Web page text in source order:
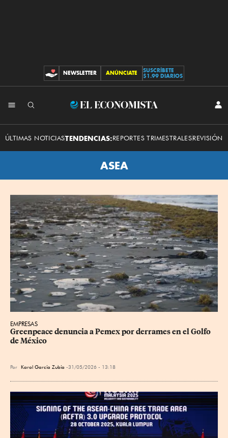
CONTRIBUCIONES
NEWSLETTER ANÚNCIATE
SUSCRÍBETE
$1.99 DIARIOS
El
Economista
ÚLTIMAS NOTICIASTENDENCIAS:REPORTES TRIMESTRALESREVISIÓN
ASEA
EMPRESAS
Greenpeace denuncia a Pemex por derrames en el Golfo
de México
Por Karol García Zubía 31/05/2026 - 13:18